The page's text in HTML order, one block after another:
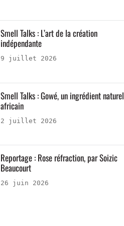
Smell Talks : L’art de la création
indépendante
9 juillet 2026
Smell Talks : Gowé, un ingrédient naturel
africain
2 juillet 2026
Reportage : Rose réfraction, par Soizic
Beaucourt
26 juin 2026